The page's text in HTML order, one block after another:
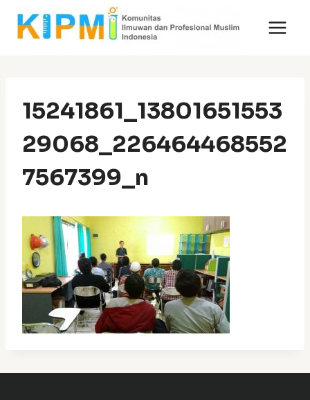
Skip
15241861_13801651553
29068_226464468552
7567399_n